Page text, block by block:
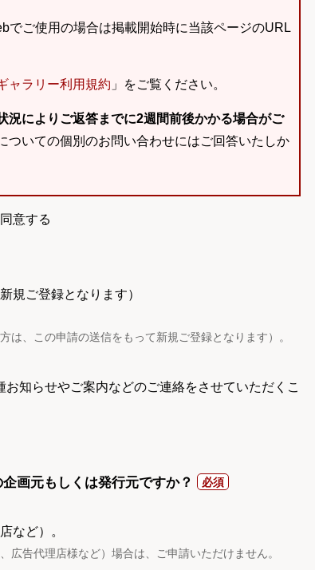
ご使用の場合は掲載開始時に当該ページのURL
ャラリー利用規約 」をご覧ください。
によりご返答までに2週間前後かかる場合がご
ついての個別のお問い合わせにはご回答いたしか
意する
規ご登録となります）
、この申請の送信をもって新規ご登録となります）。
知らせやご案内などのご連絡をさせていただくこ
画元もしくは発行元ですか？
など）。
告代理店様など）場合は、ご申請いただけません。